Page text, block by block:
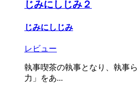
じみにしじみ２
じみにしじみ
レビュー
執事喫茶の執事となり、執事
力」をあ...